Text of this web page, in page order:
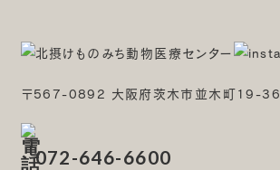
〒567-0892 大阪府茨木市並木町19-36
072-646-6600